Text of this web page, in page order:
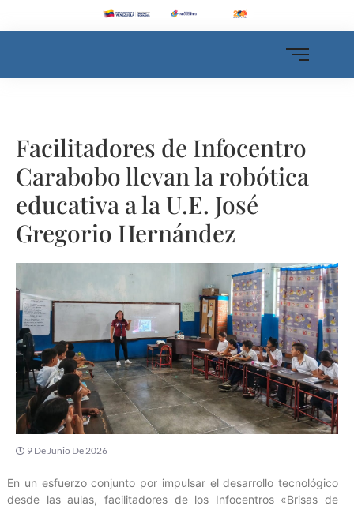
Facilitadores de Infocentro
Carabobo llevan la robótica
educativa a la U.E. José
Gregorio Hernández
9 De Junio De 2026
En un esfuerzo conjunto por impulsar el desarrollo tecnológico
desde las aulas, facilitadores de los Infocentros «Brisas de